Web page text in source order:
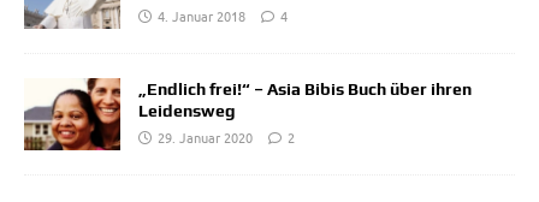
4. Januar 2018
4
„Endlich frei!“ – Asia Bibis Buch über ihren
Leidensweg
29. Januar 2020
2